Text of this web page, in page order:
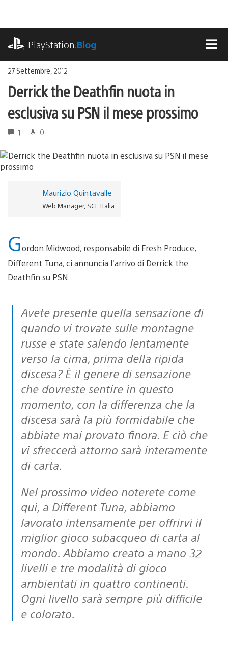
contenuto
PlayStation.Blog
27 Settembre, 2012
Derrick the Deathfin nuota in
esclusiva su PSN il mese prossimo
1 0
Maurizio Quintavalle
Web Manager, SCE Italia
Gordon Midwood, responsabile di Fresh Produce,
Different Tuna, ci annuncia l’arrivo di Derrick the
Deathfin su PSN.
Avete presente quella sensazione di
quando vi trovate sulle montagne
russe e state salendo lentamente
verso la cima, prima della ripida
discesa? È il genere di sensazione
che dovreste sentire in questo
momento, con la differenza che la
discesa sarà la più formidabile che
abbiate mai provato finora. E ciò che
vi sfreccerà attorno sarà interamente
di carta.
Nel prossimo video noterete come
qui, a Different Tuna, abbiamo
lavorato intensamente per offrirvi il
miglior gioco subacqueo di carta al
mondo. Abbiamo creato a mano 32
livelli e tre modalità di gioco
ambientati in quattro continenti.
Ogni livello sarà sempre più difficile
e colorato.